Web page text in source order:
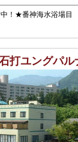
！★番神海水浴場目
打ユングパル